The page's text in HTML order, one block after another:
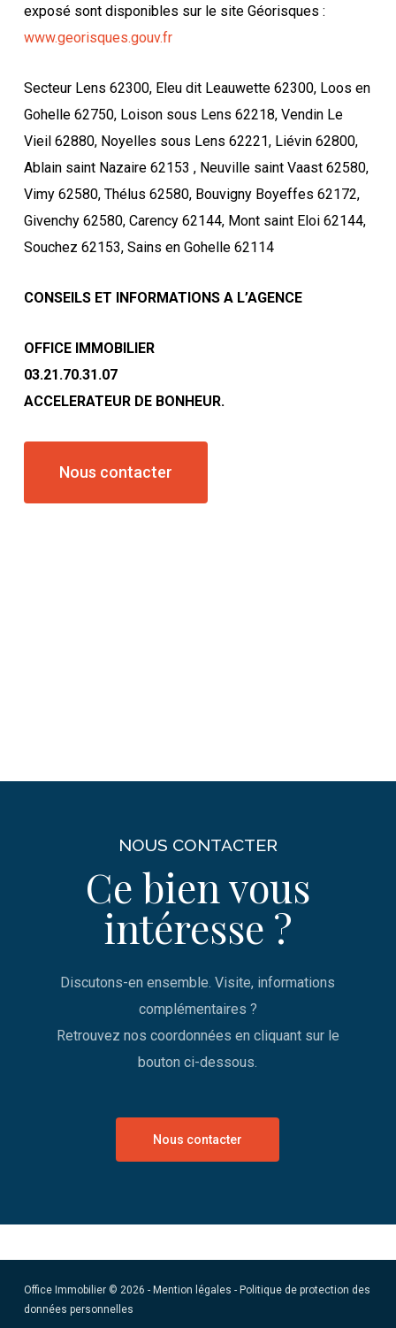
exposé sont disponibles sur le site Géorisques :
www.georisques.gouv.fr
Secteur Lens 62300, Eleu dit Leauwette 62300, Loos en
Gohelle 62750, Loison sous Lens 62218, Vendin Le
Vieil 62880, Noyelles sous Lens 62221, Liévin 62800,
Ablain saint Nazaire 62153 , Neuville saint Vaast 62580,
Vimy 62580, Thélus 62580, Bouvigny Boyeffes 62172,
Givenchy 62580, Carency 62144, Mont saint Eloi 62144,
Souchez 62153, Sains en Gohelle 62114
CONSEILS ET INFORMATIONS A L’AGENCE
OFFICE IMMOBILIER
03.21.70.31.07
ACCELERATEUR DE BONHEUR.
Nous contacter
NOUS CONTACTER
Ce bien vous
intéresse ?
Discutons-en ensemble. Visite, informations
complémentaires ?
Retrouvez nos coordonnées en cliquant sur le
bouton ci-dessous.
Nous contacter
Office Immobilier © 2026 - Mention légales - Politique de protection des
données personnelles